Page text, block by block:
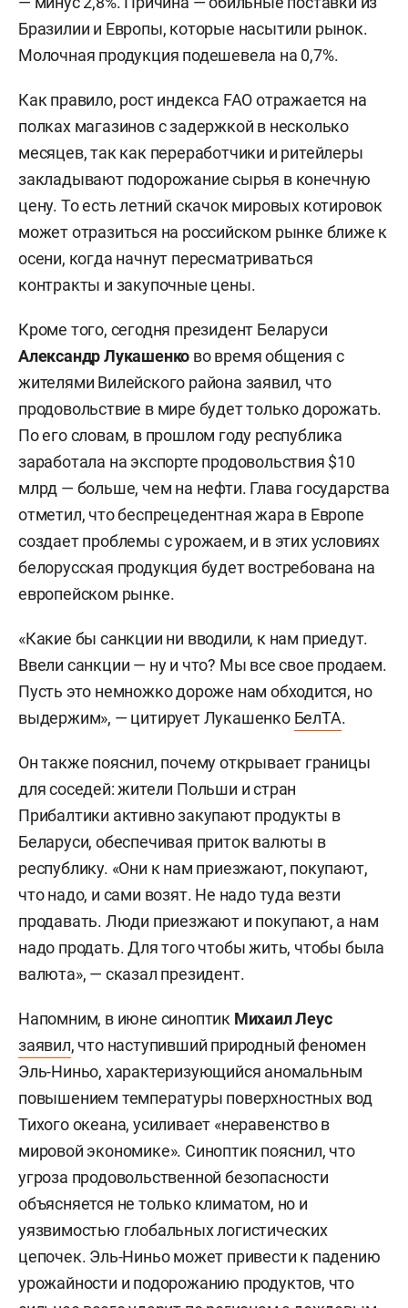
Бразилии и Европы, которые насытили рынок.
Молочная продукция подешевела на 0,7%.
Как правило, рост индекса FAO отражается на
полках магазинов с задержкой в несколько
месяцев, так как переработчики и ритейлеры
закладывают подорожание сырья в конечную
цену. То есть летний скачок мировых котировок
может отразиться на российском рынке ближе к
осени, когда начнут пересматриваться
контракты и закупочные цены.
Кроме того, сегодня президент Беларуси
Александр Лукашенко во время общения с
жителями Вилейского района заявил, что
продовольствие в мире будет только дорожать.
По его словам, в прошлом году республика
заработала на экспорте продовольствия $10
млрд — больше, чем на нефти. Глава государства
отметил, что беспрецедентная жара в Европе
создает проблемы с урожаем, и в этих условиях
белорусская продукция будет востребована на
европейском рынке.
«Какие бы санкции ни вводили, к нам приедут.
Ввели санкции — ну и что? Мы все свое продаем.
Пусть это немножко дороже нам обходится, но
выдержим», — цитирует Лукашенко БелТА.
Он также пояснил, почему открывает границы
для соседей: жители Польши и стран
Прибалтики активно закупают продукты в
Беларуси, обеспечивая приток валюты в
республику. «Они к нам приезжают, покупают,
что надо, и сами возят. Не надо туда везти
продавать. Люди приезжают и покупают, а нам
надо продать. Для того чтобы жить, чтобы была
валюта», — сказал президент.
Напомним, в июне синоптик Михаил Леус
заявил, что наступивший природный феномен
Эль-Ниньо, характеризующийся аномальным
повышением температуры поверхностных вод
Тихого океана, усиливает «неравенство в
мировой экономике». Синоптик пояснил, что
угроза продовольственной безопасности
объясняется не только климатом, но и
уязвимостью глобальных логистических
цепочек. Эль-Ниньо может привести к падению
урожайности и подорожанию продуктов, что